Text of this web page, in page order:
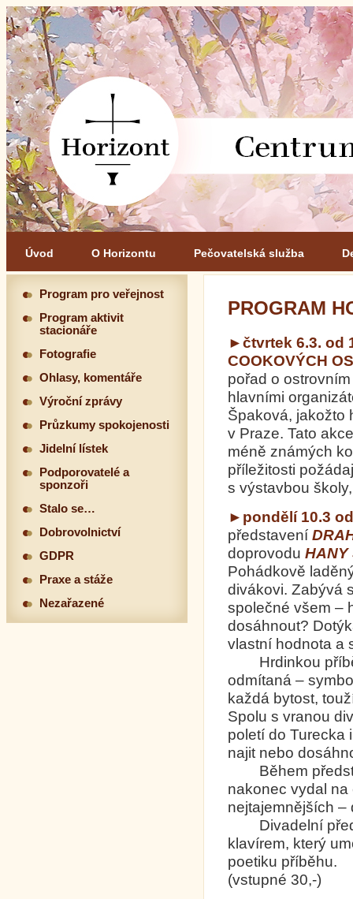
Úvod O Horizontu Pečovatelská služba
PROGRAM
►čtvrtek 6.3. od
COOKOVÝCH
pořad o
hlavními
Špaková, jakožto
v Praze. Tato
méně známých
příležitosti
s výstavbou
►pondělí 10.3
představení
doprovodu HANY
Pohádkově
divákovi. Zabývá
společné všem –
dosáhnout?
vlastní hodnota a
Hrdinkou
odmítaná –
každá bytost,
Spolu s vranou
poletí do Turecka
najit nebo
Během
nakonec vydal
nejtajemnějších –
Divadelní
klavírem, který
poetiku příběhu.
(vstupné 30,-)
Program pro veřejnost
Program aktivit
stacionáře
Fotografie
Ohlasy, komentáře
Výroční zprávy
Průzkumy spokojenosti
Jidelní lístek
Podporovatelé a
sponzoři
Stalo se…
Dobrovolnictví
GDPR
Praxe a stáže
Nezařazené